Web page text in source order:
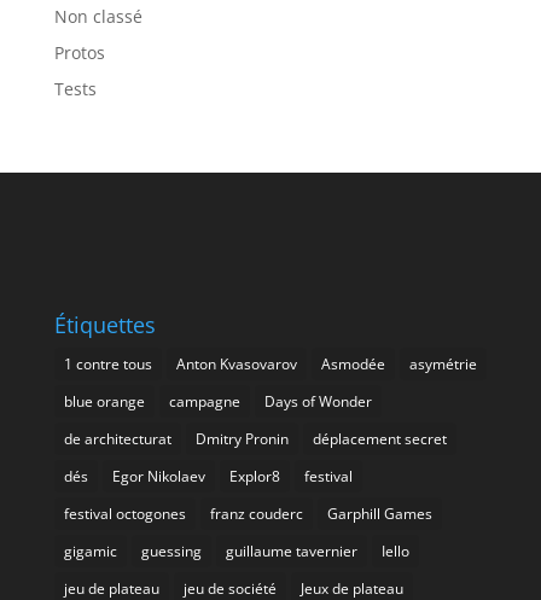
Non classé
Protos
Tests
Étiquettes
1 contre tous Anton Kvasovarov Asmodée
asymétrie
blue orange
campagne
Days of Wonder
de architecturat
Dmitry Pronin
déplacement secret
dés
Egor Nikolaev Explor8
festival
festival octogones
franz couderc
Garphill Games
gigamic
guessing guillaume tavernier
Iello
jeu de plateau
jeu de société
Jeux de plateau